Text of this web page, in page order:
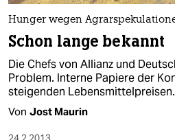
Hunger wegen
Schon lange bekannt
Die Chefs von Allianz und
Problem. Interne Papiere der
steigenden Lebensmittelpreisen.
Von Jost Maurin